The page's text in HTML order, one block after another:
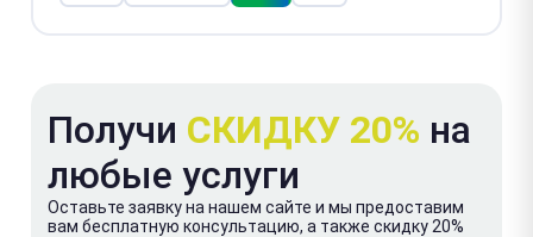
Получи СКИДКУ 20% на
любые услуги
Оставьте заявку на нашем сайте и мы предоставим
вам бесплатную консультацию, а также скидку 20%